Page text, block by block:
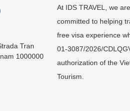
Tran
1000000
At IDS TRAVEL, we
committed to helping
free visa experience
01-3087/2026/
authorization of the
Tourism.